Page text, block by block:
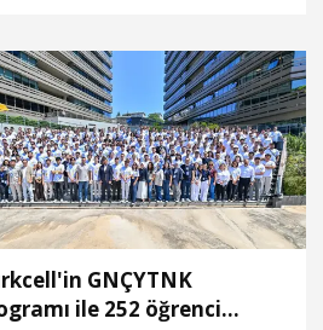
GNÇYTNK
ile 252 öğrenci